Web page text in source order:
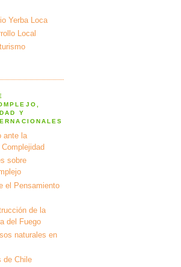
Yerba Loca
Local
Y
ante la
sobre
el Pensamiento
de la
del Fuego
naturales en
de Chile